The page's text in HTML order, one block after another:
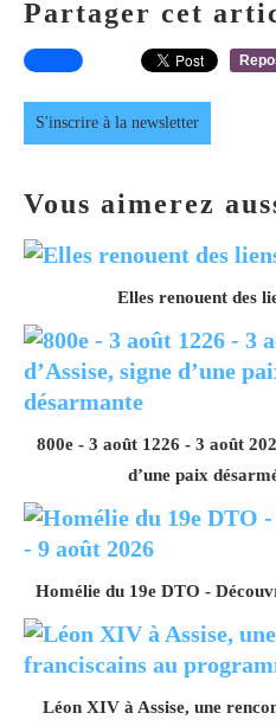
Partager cet
S'inscrire à la newsletter
Vous aimerez
Elles renouent des
800e - 3 août 1226 - 3 août
d’une paix
Homélie du 19e DTO -
Léon XIV à Assise, une